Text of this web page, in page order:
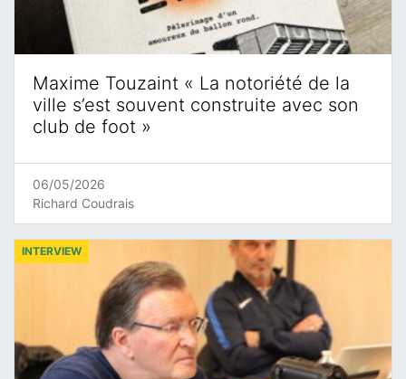
Maxime Touzaint « La notoriété de la
ville s’est souvent construite avec son
club de foot »
06/05/2026
Richard Coudrais
INTERVIEW